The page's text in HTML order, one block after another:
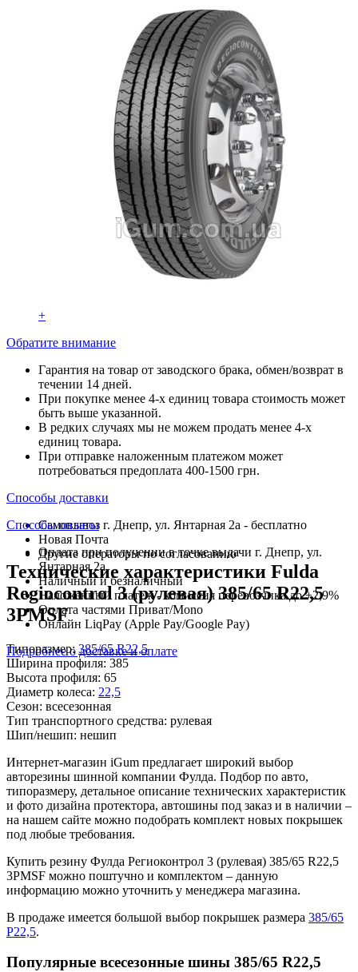
+
Обратите внимание
Гарантия на товар от заводского брака, обмен/возврат в
течении 14 дней.
При покупке менее 4-х единиц товара стоимость может
быть выше указанной.
В редких случаях мы не можем продать менее 4-х
единиц товара.
При отправке наложенным платежом может
потребоваться предоплата 400-1500 грн.
Способы доставки
Самовывоз г. Днепр, ул. Янтарная 2а - бесплатно
Новая Почта
Другие операторы по согласованию
Способы оплаты
Оплата при получении в точке выдачи г. Днепр, ул.
Янтарная 2а
Наличный и безналичный
Наложенный платеж - комиссия перевозчика до +2,9%
Оплата частями Приват/Mono
Онлайн LiqPay (Apple Pay/Google Pay)
Подробнее о доставке и оплате
Технические характеристики Fulda
Regiocontrol 3 (рулевая) 385/65 R22,5
3PMSF
Типоразмер:385/65 R22,5
Ширина профиля: 385
Высота профиля: 65
Диаметр колеса: 22,5
Сезон: всесезонная
Тип транспортного средства: рулевая
Шип/нешип: нешип
Интернет-магазин iGum предлагает широкий выбор
авторезины шинной компании Фулда. Подбор по авто,
типоразмеру, детальное описание технических характеристик
и фото дизайна протектора, автошины под заказ и в наличии –
на нашем сайте можно подобрать комплект новых покрышек
под любые требования.
Купить резину Фулда Региоконтрол 3 (рулевая) 385/65 R22,5
3PMSF можно поштучно и комплектом – данную
информацию можно уточнить у менеджера магазина.
В продаже имеется большой выбор покрышек размера 385/65
Р22,5.
Популярные всесезонные шины 385/65 R22,5